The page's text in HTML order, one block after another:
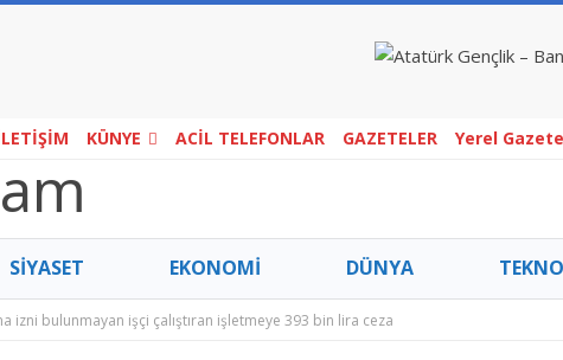
KÜNYE ACİL TELEFONLAR GAZETELER Yerel
SİYASET EKONOMİ DÜNYA
– SANAT SAĞLIK – YAŞAM
izni bulunmayan işçi çalıştıran işletmeye 393 bin lira ceza